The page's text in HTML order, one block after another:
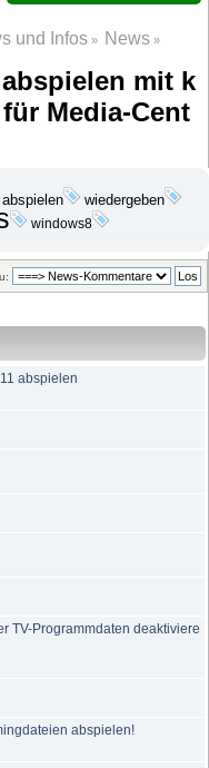
und Infos » News»
mit k
Media-Cent
abspielen
wiedergeben
windows8
abspielen
TV-Programmdaten deaktiviere
abspielen!